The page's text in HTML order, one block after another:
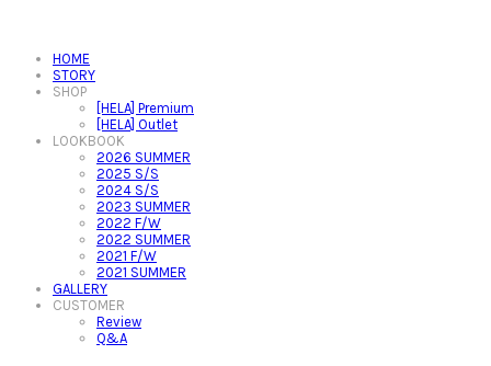
HOME
STORY
SHOP
[HELA] Premium
[HELA] Outlet
LOOKBOOK
2026 SUMMER
2025 S/S
2024 S/S
2023 SUMMER
2022 F/W
2022 SUMMER
2021 F/W
2021 SUMMER
GALLERY
CUSTOMER
Review
Q&A